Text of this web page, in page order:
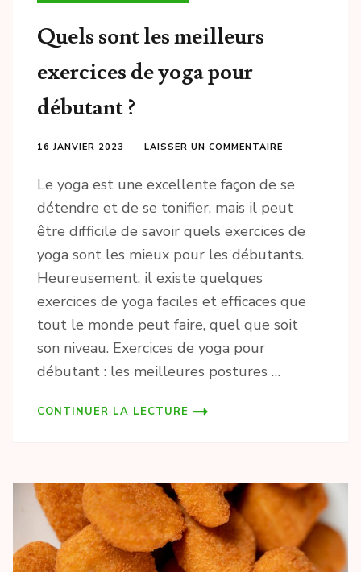
Quels sont les meilleurs
exercices de yoga pour
débutant ?
16 JANVIER 2023 LAISSER UN COMMENTAIRE
Le yoga est une excellente façon de se
détendre et de se tonifier, mais il peut
être difficile de savoir quels exercices de
yoga sont les mieux pour les débutants.
Heureusement, il existe quelques
exercices de yoga faciles et efficaces que
tout le monde peut faire, quel que soit
son niveau. Exercices de yoga pour
débutant : les meilleures postures …
CONTINUER LA LECTURE